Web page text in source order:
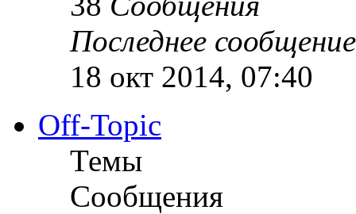
Последнее сообщение
18 окт 2014, 07:40
Off-Topic
Темы
Сообщения